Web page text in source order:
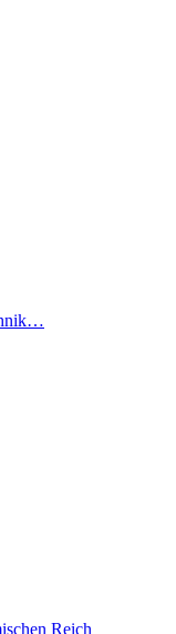
Reich